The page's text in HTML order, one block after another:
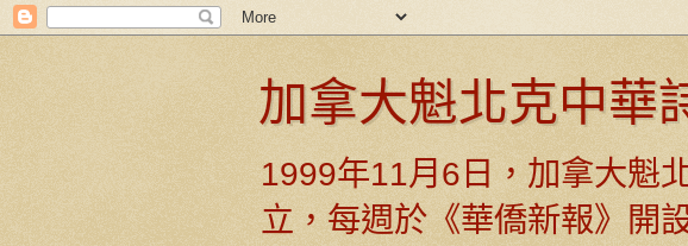
加拿大魁北克中華
1999年11月6日，加拿大魁
立，每週於《華僑新報》開